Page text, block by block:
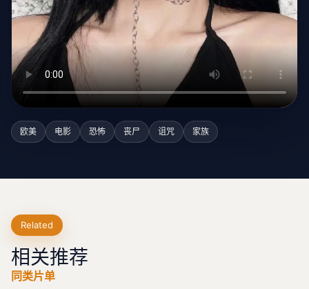
欧美 电影 恐怖 丧尸 诅咒 家族
Related
相关推荐
同类片单